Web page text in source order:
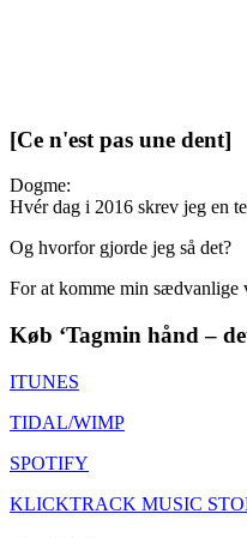
[Ce n'est pas une dent]
Dogme:
Hvér dag i 2016 skrev jeg en
Og hvorfor gjorde jeg så det?
For at komme min sædvanlige
Køb ‘Tagmin hånd –
ITUNES
TIDAL/WIMP
SPOTIFY
KLICKTRACK MUSIC